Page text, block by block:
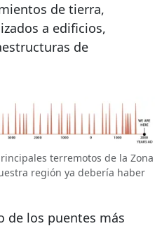
de tierra,
a edificios,
de
terremotos de la Zona
región ya debería haber
de los puentes más